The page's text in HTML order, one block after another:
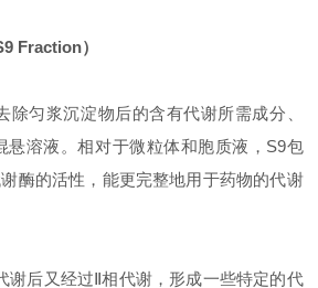
Fraction）
除匀浆沉淀物后的含有代谢所需成分、
悬溶液。相对于微粒体和胞质液，S9包
酶的活性，能更完整地用于药物的代谢
谢后又经过Ⅱ相代谢，形成一些特定的代